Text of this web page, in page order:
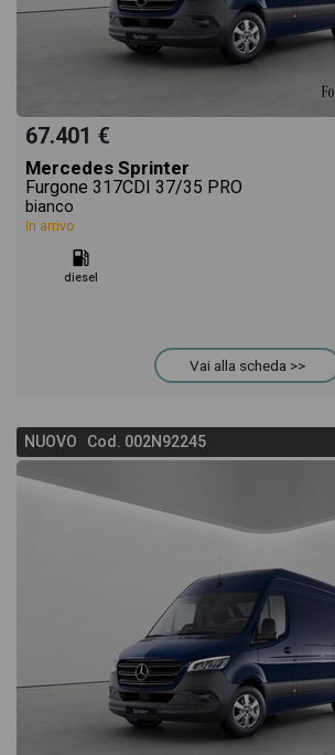
67.401 €
Mercedes Sprinter
Furgone 317CDI 37/35 PRO
bianco
In arrivo
diesel
Vai alla scheda >>
NUOVO Cod. 002N92245